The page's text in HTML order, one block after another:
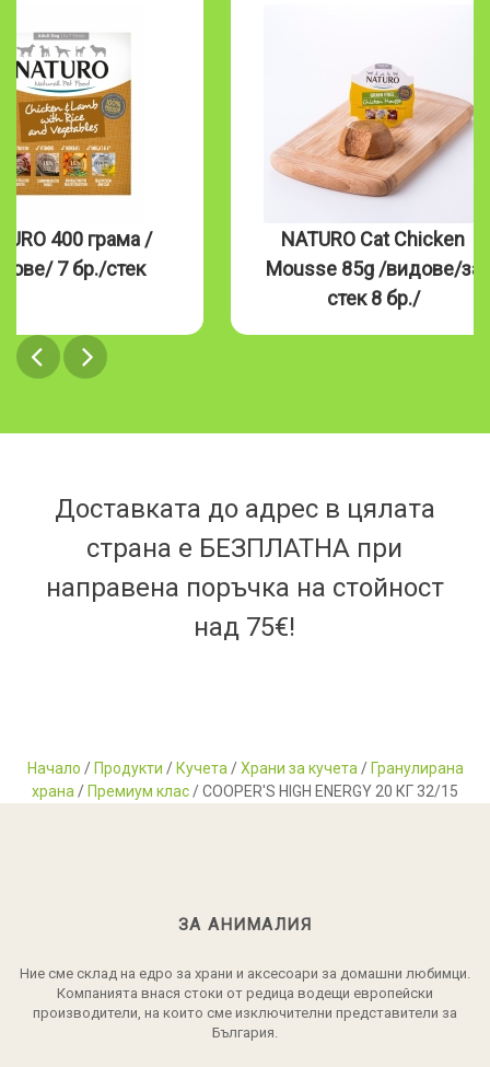
400 грама /
7 бр./стек
NATURO Cat Chicken
Mousse 85g /видове/за
стек 8 бр./
Доставката до адрес в цялата
страна е БЕЗПЛАТНА при
направена поръчка на стойност
над 75€!
Начало / Продукти / Кучета /Храни за кучета / Гранулирана
храна / Премиум клас/ COOPER'S HIGH ENERGY 20 КГ 32/15
ЗА АНИМАЛИЯ
Ние сме склад на едро за храни и аксесоари за домашни любимци.
Компанията внася стоки от редица водещи европейски
производители, на които сме изключителни представители за
България.